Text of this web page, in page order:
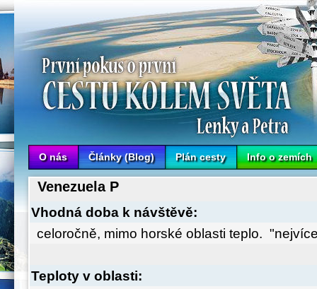
O nás Články (Blog) Plán cesty Info o zemích
Venezuela P
Vhodná doba k návštěvě:
celoročně, mimo horské oblasti teplo.
Teploty v oblasti: